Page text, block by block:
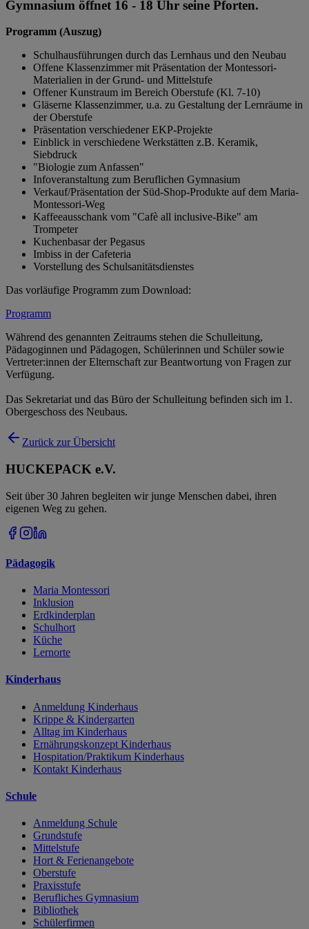
Gymnasium öffnet 16 - 18 Uhr seine Pforten.
Programm (Auszug)
Schulhausführungen durch das Lernhaus und den Neubau
Offene Klassenzimmer mit Präsentation der Montessori-
Materialien in der Grund- und Mittelstufe
Offener Kunstraum im Bereich Oberstufe (Kl. 7-10)
Gläserne Klassenzimmer, u.a. zu Gestaltung der Lernräume in
der Oberstufe
Präsentation verschiedener EKP-Projekte
Einblick in verschiedene Werkstätten z.B. Keramik,
Siebdruck
"Biologie zum Anfassen"
Infoveranstaltung zum Beruflichen Gymnasium
Verkauf/Präsentation der Süd-Shop-Produkte auf dem Maria-
Montessori-Weg
Kaffeeausschank vom "Cafè all inclusive-Bike" am
Trompeter
Kuchenbasar der Pegasus
Imbiss in der Cafeteria
Vorstellung des Schulsanitätsdienstes
Das vorläufige Programm zum Download:
Programm
Während des genannten Zeitraums stehen die Schulleitung,
Pädagoginnen und Pädagogen, Schülerinnen und Schüler sowie
Vertreter:innen der Elternschaft zur Beantwortung von Fragen zur
Verfügung.
Das Sekretariat und das Büro der Schulleitung befinden sich im 1.
Obergeschoss des Neubaus.
Zurück zur Übersicht
HUCKEPACK e.V.
Seit über 30 Jahren begleiten wir junge Menschen dabei, ihren
eigenen Weg zu gehen.
Pädagogik
Maria Montessori
Inklusion
Erdkinderplan
Schulhort
Küche
Lernorte
Kinderhaus
Anmeldung Kinderhaus
Krippe & Kindergarten
Alltag im Kinderhaus
Ernährungskonzept Kinderhaus
Hospitation/Praktikum Kinderhaus
Kontakt Kinderhaus
Schule
Anmeldung Schule
Grundstufe
Mittelstufe
Hort & Ferienangebote
Oberstufe
Praxisstufe
Berufliches Gymnasium
Bibliothek
Schülerfirmen